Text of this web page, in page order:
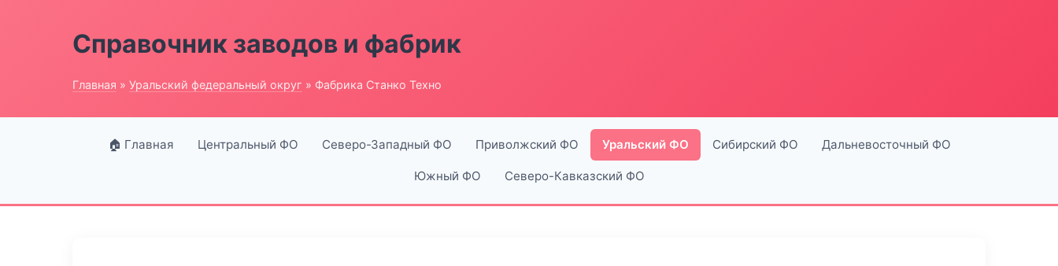
Справочник заводов и фабрик
Главная » Уральский федеральный округ » Фабрика Станко Техно
🏠 Главная Центральный ФО Северо-Западный ФО Приволжский ФО Уральский ФО Сибирский ФО Дальневосточный ФО
Южный ФО Северо-Кавказский ФО